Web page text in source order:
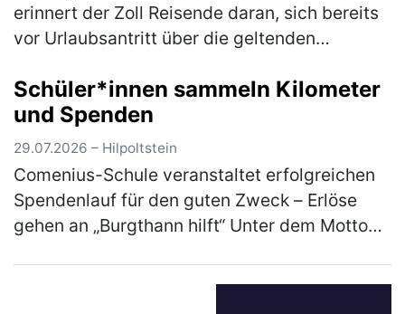
erinnert der Zoll Reisende daran, sich bereits
vor Urlaubsantritt über die geltenden
Souvenirs, Einkäufe, Genussmittel (z.B…
(mehr)
Schüler*innen sammeln Kilometer
und Spenden
29.07.2026 – Hilpoltstein
Comenius-Schule veranstaltet erfolgreichen
Spendenlauf für den guten Zweck – Erlöse
gehen an „Burgthann hilft“ Unter dem Motto